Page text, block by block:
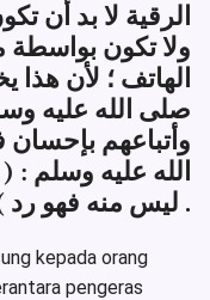
ولا تكون بواسطة
الهاتف ؛ لأن
صلى الله عليه
وأتباعهم
الله عليه وسلم
ليس منه فهو رد ) ” انتهى .
kepada orang
pengeras